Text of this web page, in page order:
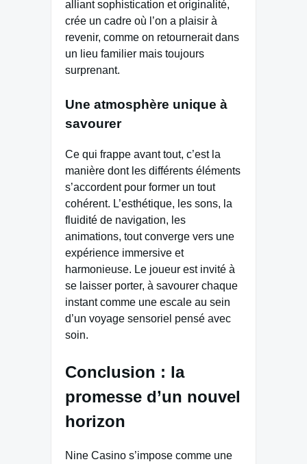
alliant sophistication et originalité,
crée un cadre où l’on a plaisir à
revenir, comme on retournerait dans
un lieu familier mais toujours
surprenant.
Une atmosphère unique à
savourer
Ce qui frappe avant tout, c’est la
manière dont les différents éléments
s’accordent pour former un tout
cohérent. L’esthétique, les sons, la
fluidité de navigation, les
animations, tout converge vers une
expérience immersive et
harmonieuse. Le joueur est invité à
se laisser porter, à savourer chaque
instant comme une escale au sein
d’un voyage sensoriel pensé avec
soin.
Conclusion : la
promesse d’un nouvel
horizon
Nine Casino s’impose comme une